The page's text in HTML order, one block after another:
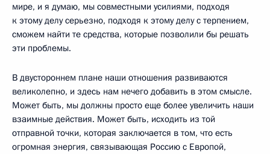
мире, и я думаю, мы совместными усилиями, подходя
к этому делу серьезно, подходя к этому делу с терпением,
сможем найти те средства, которые позволили бы решать
эти проблемы.
В двустороннем плане наши отношения развиваются
великолепно, и здесь нам нечего добавить в этом смысле.
Может быть, мы должны просто еще более увеличить наши
взаимные действия. Может быть, исходить из той
отправной точки, которая заключается в том, что есть
огромная энергия, связывающая Россию с Европой,